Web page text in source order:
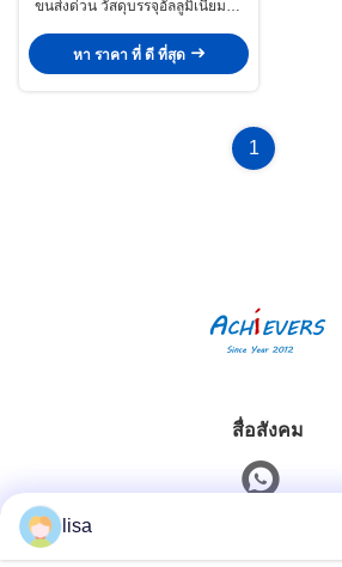
ขนส่งด่วน วัสดุบรรจุอัลลูมิเนียมแอ
หา ราคา ที่ ดี ที่สุด
1
สื่อสังคม
lisa